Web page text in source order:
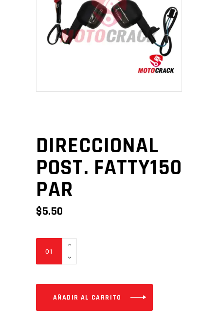
DIRECCIONAL
POST. FATTY150
PAR
$5.50
DIRECCIONAL
PAR
CantidadAÑADIR AL CARRITO